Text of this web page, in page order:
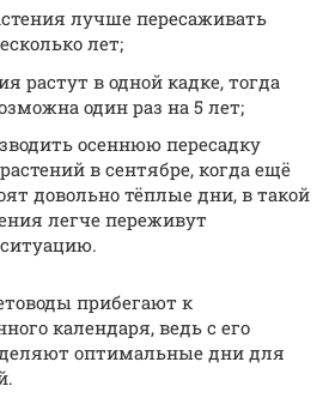
лучше пересаживать
лет;
растут в одной кадке, тогда
один раз на 5 лет;
осеннюю пересадку
в сентябре, когда ещё
довольно тёплые дни, в такой
легче переживут
прибегают к
календаря, ведь с его
оптимальные дни для